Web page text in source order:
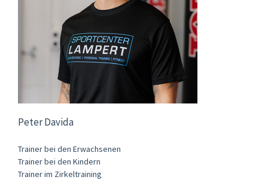
Peter Davida
Trainer bei den Erwachsenen
Trainer bei den Kindern
Trainer im Zirkeltraining